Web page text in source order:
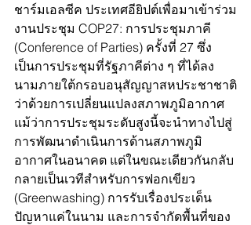
ชาร์มเอลซีค ประเทศอียิปต์เพื่อมาเข้าร่วม
งานประชุม COP27: การประชุมภาคี
(Conference of Parties) ครั้งที่ 27 ซึ่ง
เป็นการประชุมที่รัฐภาคีต่าง ๆ ที่ได้ลง
นามภายใต้กรอบอนุสัญญาสหประชาชาติ
ว่าด้วยการเปลี่ยนแปลงสภาพภูมิอากาศ
แม้ว่าการประชุมระดับสูงนี้จะนำทางไปสู่
การพัฒนาดำเนินการด้านสภาพภูมิ
อากาศในอนาคต แต่ในขณะเดียวกันกลับ
กลายเป็นเวทีสำหรับการฟอกเขียว
(Greenwashing) การรับเรื่องประเด็น
ปัญหาแค่ในนาม และการจำกัดพื้นที่ของ